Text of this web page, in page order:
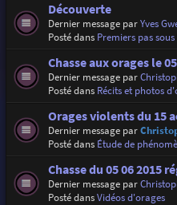
Découverte
Dernier message parYves
Posté dans Premiers pas
Chasse aux orages le
Dernier message par
Posté dans Récits et photos
Orages violents du 15
Dernier message par
Posté dans Étude de
Chasse du 05 06 2015
Dernier message par
Posté dansVidéos d'orages